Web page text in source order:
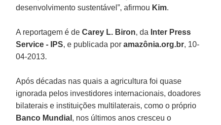
desenvolvimento sustentável”, afirmou Kim.
A reportagem é deCarey L. Biron, da Inter Press
Service - IPS, e publicada poramazônia.org.br, 10-
04-2013.
Após décadas nas quais a agricultura foi quase
ignorada pelos investidores internacionais, doadores
bilaterais e instituições multilaterais, como o próprio
Banco Mundial , nos últimos anos cresceu o